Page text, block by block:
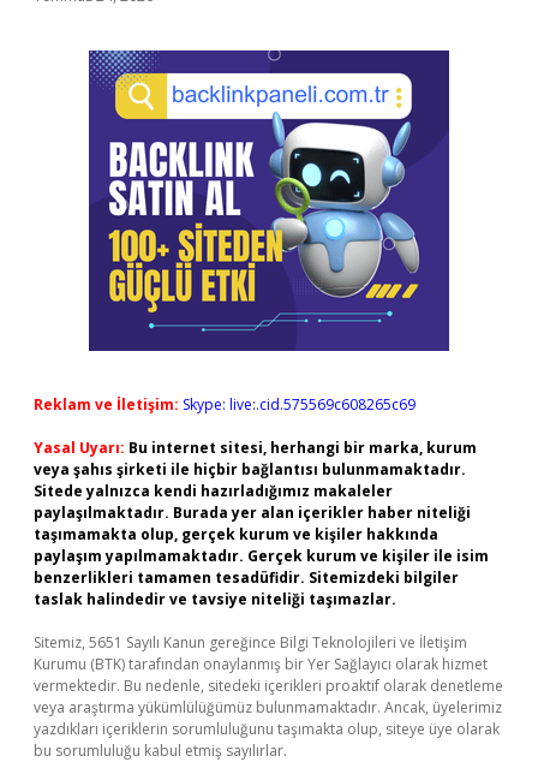
Reklam ve İletişim: Skype: live:.cid.575569c608265c69
Yasal Uyarı: Bu internet sitesi, herhangi bir marka, kurum
veya şahıs şirketi ile hiçbir bağlantısı bulunmamaktadır.
Sitede yalnızca kendi hazırladığımız makaleler
paylaşılmaktadır. Burada yer alan içerikler haber niteliği
taşımamakta olup, gerçek kurum ve kişiler hakkında
paylaşım yapılmamaktadır. Gerçek kurum ve kişiler ile isim
benzerlikleri tamamen tesadüfidir. Sitemizdeki bilgiler
taslak halindedir ve tavsiye niteliği taşımazlar.
Sitemiz, 5651 Sayılı Kanun gereğince Bilgi Teknolojileri ve İletişim
Kurumu (BTK) tarafından onaylanmış bir Yer Sağlayıcı olarak hizmet
vermektedir. Bu nedenle, sitedeki içerikleri proaktif olarak denetleme
veya araştırma yükümlülüğümüz bulunmamaktadır. Ancak, üyelerimiz
yazdıkları içeriklerin sorumluluğunu taşımakta olup, siteye üye olarak
bu sorumluluğu kabul etmiş sayılırlar.